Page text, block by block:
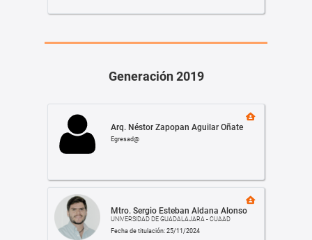
Generación 2019
Arq. Néstor Zapopan Aguilar Oñate
Egresad@
Mtro. Sergio Esteban Aldana Alonso
UNIVERSIDAD DE GUADALAJARA - CUAAD
Fecha de titulación: 25/11/2024